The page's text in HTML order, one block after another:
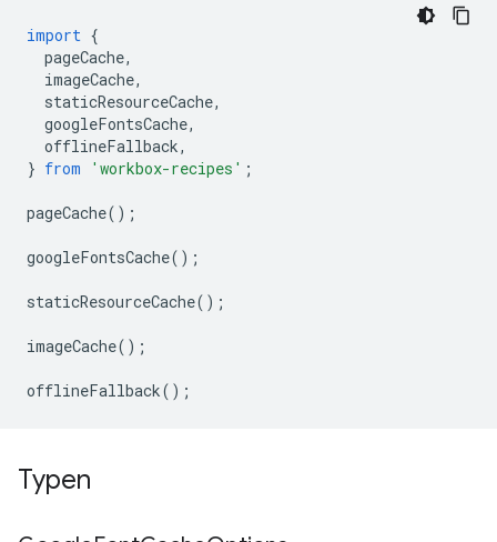
import {
pageCache,
imageCache,
staticResourceCache,
googleFontsCache,
offlineFallback,
} from 'workbox-recipes' ;
pageCache();
googleFontsCache();
staticResourceCache();
imageCache();
offlineFallback();
Typen